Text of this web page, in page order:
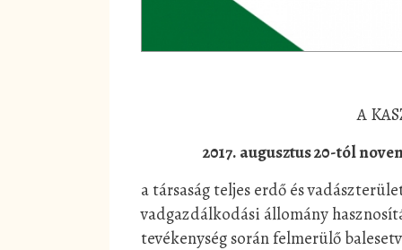
A
2017. augusztus 20-tól
a társaság teljes erdő és
vadgazdálkodási állomány
tevékenység során felmerülő